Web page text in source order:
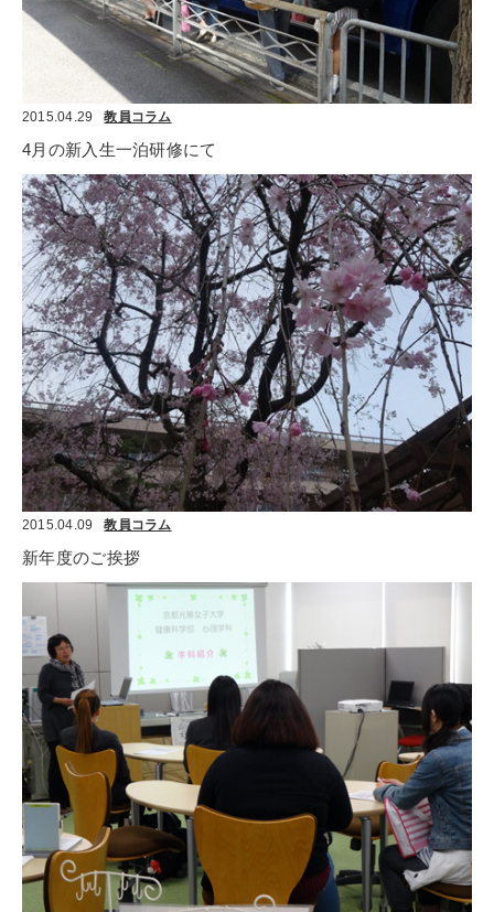
2015.04.29 教員コラム
4月の新入生一泊研修にて
2015.04.09 教員コラム
新年度のご挨拶